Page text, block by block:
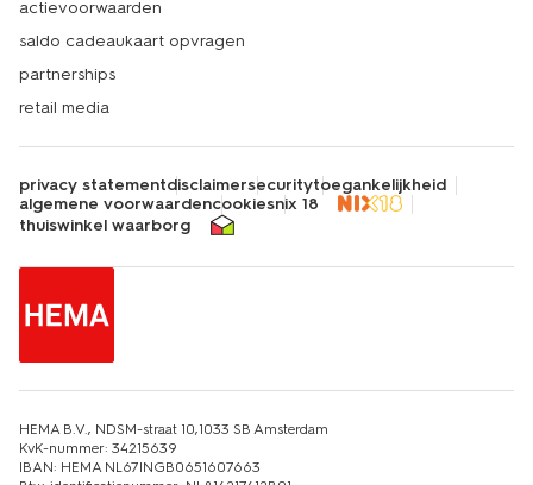
actievoorwaarden
saldo cadeaukaart opvragen
partnerships
retail media
privacy statementdisclaimersecuritytoegankelijkheid
algemene voorwaardencookiesnix 18
thuiswinkel waarborg
HEMA B.V., NDSM-straat 10,1033 SB Amsterdam
KvK-nummer: 34215639
IBAN: HEMA NL67INGB0651607663